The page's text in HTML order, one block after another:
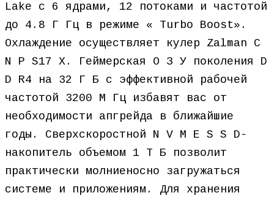
Lake c 6 ядрами, 12 потоками и частотой
до 4.8 Г Гц в режиме « Turbo Boost».
Охлаждение осуществляет кулер Zalman C
N P S17 X. Геймерская О З У поколения D
D R4 на 32 Г Б с эффективной рабочей
частотой 3200 М Гц избавят вас от
необходимости апгрейда в ближайшие
годы. Сверхскоростной N V M E S S D-
накопитель объемом 1 Т Б позволит
практически молниеносно загружаться
системе и приложениям. Для хранения